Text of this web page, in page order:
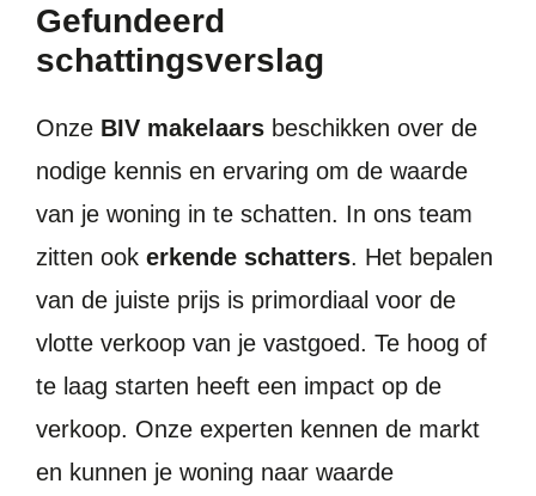
Gefundeerd
schattingsverslag
Onze BIV makelaars beschikken over de
nodige kennis en ervaring om de waarde
van je woning in te schatten. In ons team
zitten ook erkende schatters. Het bepalen
van de juiste prijs is primordiaal voor de
vlotte verkoop van je vastgoed. Te hoog of
te laag starten heeft een impact op de
verkoop. Onze experten kennen de markt
en kunnen je woning naar waarde